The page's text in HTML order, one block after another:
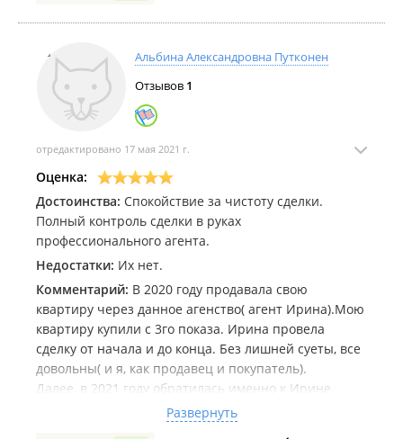
Альбина Александровна Путконен
Отзывов 1
отредактировано 17 мая 2021 г.
Оценка:
Достоинства: Спокойствие за чистоту сделки.
Полный контроль сделки в руках
профессионального агента.
Недостатки: Их нет.
Комментарий: В 2020 году продавала свою
квартиру через данное агенство( агент Ирина).Мою
квартиру купили с 3го показа. Ирина провела
сделку от начала и до конца. Без лишней суеты, все
довольны( и я, как продавец и покупатель).
Далее, в 2021 году обратилась именно к Ирине.
Купили с ее помошью квартиру большей площади
чем та что продали и поближе к центру города.
Развернуть